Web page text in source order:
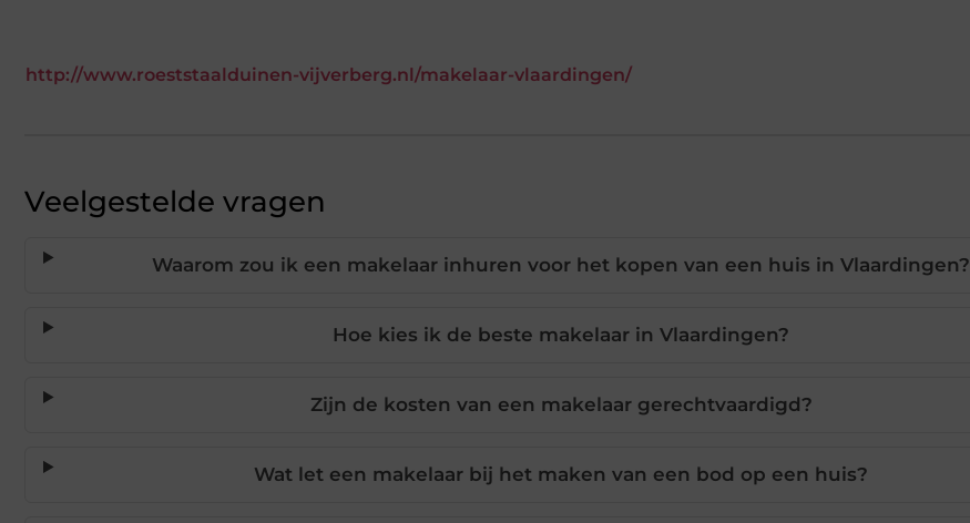
http://www.roeststaalduinen-vijverberg.nl/makelaar-vlaardingen/
Veelgestelde vragen
Waarom zou ik een makelaar inhuren voor het kopen van een huis in Vlaardingen?
Hoe kies ik de beste makelaar in Vlaardingen?
Zijn de kosten van een makelaar gerechtvaardigd?
Wat let een makelaar bij het maken van een bod op een huis?